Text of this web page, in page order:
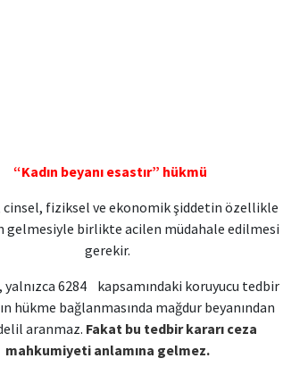
“Kadın beyanı esastır” hükmü
fiziksel ve ekonomik şiddetin özellikle
gelmesiyle birlikte acilen müdahale edilmesi
gerekir.
yalnızca 6284 kapsamındaki koruyucu tedbir
hükme bağlanmasında mağdur beyanından
aranmaz. Fakat bu tedbir kararı ceza
mahkumiyeti anlamına gelmez.